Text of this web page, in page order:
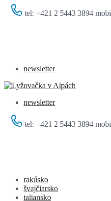
tel: +421 2 5443 3894
newsletter
newsletter
tel: +421 2 5443 3894
rakúsko
švajčiarsko
taliansko